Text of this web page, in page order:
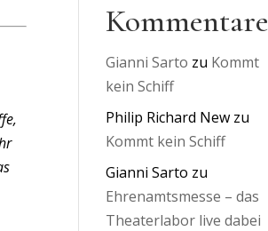
Kommentare
Gianni Sarto zu Kommt
kein Schiff
Philip Richard New zu
Kommt kein Schiff
Gianni Sarto zu
Ehrenamtsmesse – das
Theaterlabor live dabei